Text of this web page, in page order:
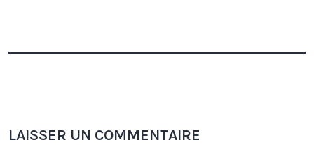
LAISSER UN COMMENTAIRE